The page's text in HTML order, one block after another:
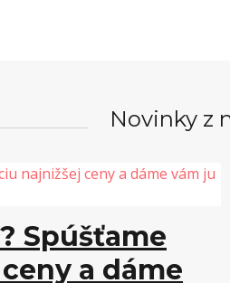
Novinky z
Spúšťame
a dáme